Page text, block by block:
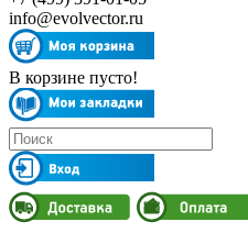
info@evolvector.ru
В корзине пусто!